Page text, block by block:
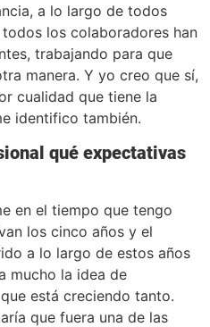
a lo largo de todos
los colaboradores han
trabajando para que
manera. Y yo creo que sí,
cualidad que tiene la
identifico también.
qué expectativas
en el tiempo que tengo
los cinco años y el
a lo largo de estos años
mucho la idea de
está creciendo tanto.
que fuera una de las